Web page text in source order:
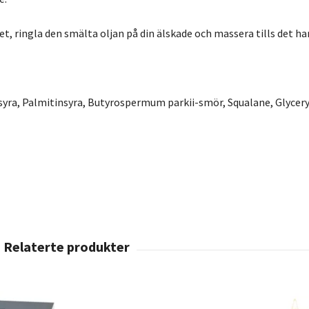
ringla den smälta oljan på din älskade och massera tills det
Palmitinsyra, Butyrospermum parkii-smör, Squalane,